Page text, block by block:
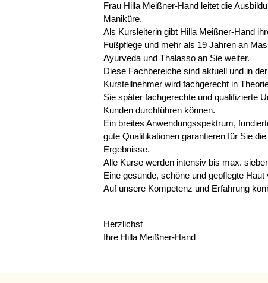
Frau Hilla Meißner-Hand leitet die
Maniküre.
Als Kursleiterin gibt Hilla Meißner-Hand
Fußpflege und mehr als 19 Jahren an
Ayurveda und Thalasso an Sie weiter.
Diese Fachbereiche sind aktuell und in
Kursteilnehmer wird fachgerecht in
Sie später fachgerechte und qualifizierte
Kunden durchführen können.
Ein breites Anwendungsspektrum,
gute Qualifikationen garantieren für Sie
Ergebnisse.
Alle Kurse werden intensiv bis max.
Eine gesunde, schöne und gepflegte
Auf unsere Kompetenz und Erfahrung
Herzlichst
Ihre Hilla Meißner-Hand